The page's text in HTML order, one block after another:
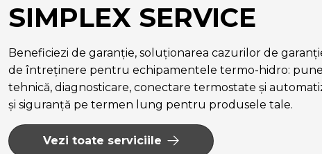
SIMPLEX SERVICE
Beneficiezi de garanție, soluționarea cazurilor de
de întreținere pentru echipamentele termo-hidro:
tehnică, diagnosticare, conectare termostate și
și siguranță pe termen lung pentru produsele tale.
Vezi toate serviciile